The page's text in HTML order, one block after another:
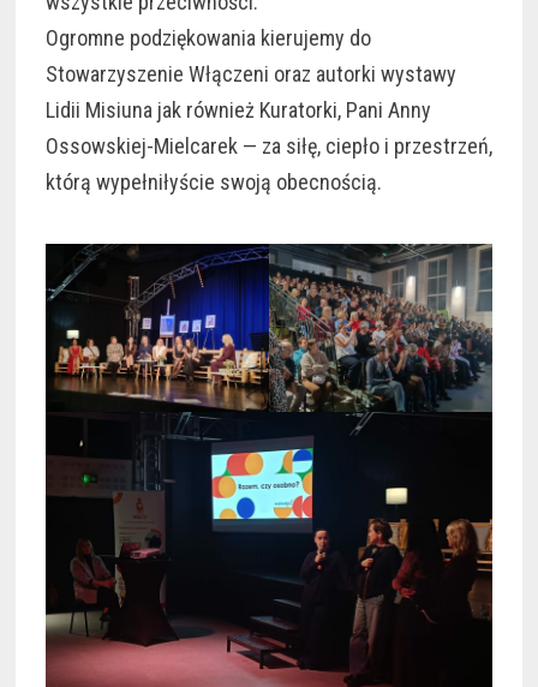
Ogromne podziękowania kierujemy do
Stowarzyszenie Włączeni oraz autorki wystawy
Lidii Misiuna jak również Kuratorki, Pani Anny
Ossowskiej-Mielcarek — za siłę, ciepło i przestrzeń,
którą wypełniłyście swoją obecnością.